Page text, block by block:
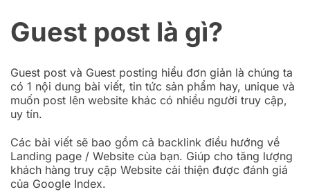
Guest post là gì?
Guest post và Guest posting hiểu đơn giản là chúng ta
có 1 nội dung bài viết, tin tức sản phẩm hay, unique và
muốn post lên website khác có nhiều người truy cập,
uy tín.
Các bài viết sẽ bao gồm cả backlink điều hướng về
Landing page / Website của bạn. Giúp cho tăng lượng
khách hàng truy cập Website cải thiện được đánh giá
của Google Index.